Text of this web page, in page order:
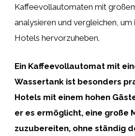
Kaffeevollautomaten mit
analysieren und vergleichen,
Hotels hervorzuheben.
Ein Kaffeevollautomat mit
Wassertank ist besonders
Hotels mit einem hohen
er es ermöglicht, eine große
zuzubereiten, ohne ständig